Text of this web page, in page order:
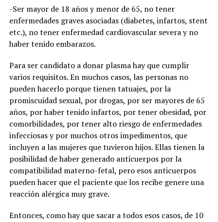
-Ser mayor de 18 años y menor de 65, no tener
enfermedades graves asociadas (diabetes, infartos, stent
etc.), no tener enfermedad cardiovascular severa y no
haber tenido embarazos.
Para ser candidato a donar plasma hay que cumplir
varios requisitos. En muchos casos, las personas no
pueden hacerlo porque tienen tatuajes, por la
promiscuidad sexual, por drogas, por ser mayores de 65
años, por haber tenido infartos, por tener obesidad, por
comorbilidades, por tener alto riesgo de enfermedades
infecciosas y por muchos otros impedimentos, que
incluyen a las mujeres que tuvieron hijos. Ellas tienen la
posibilidad de haber generado anticuerpos por la
compatibilidad materno-fetal, pero esos anticuerpos
pueden hacer que el paciente que los recibe genere una
reacción alérgica muy grave.
Entonces, como hay que sacar a todos esos casos, de 10